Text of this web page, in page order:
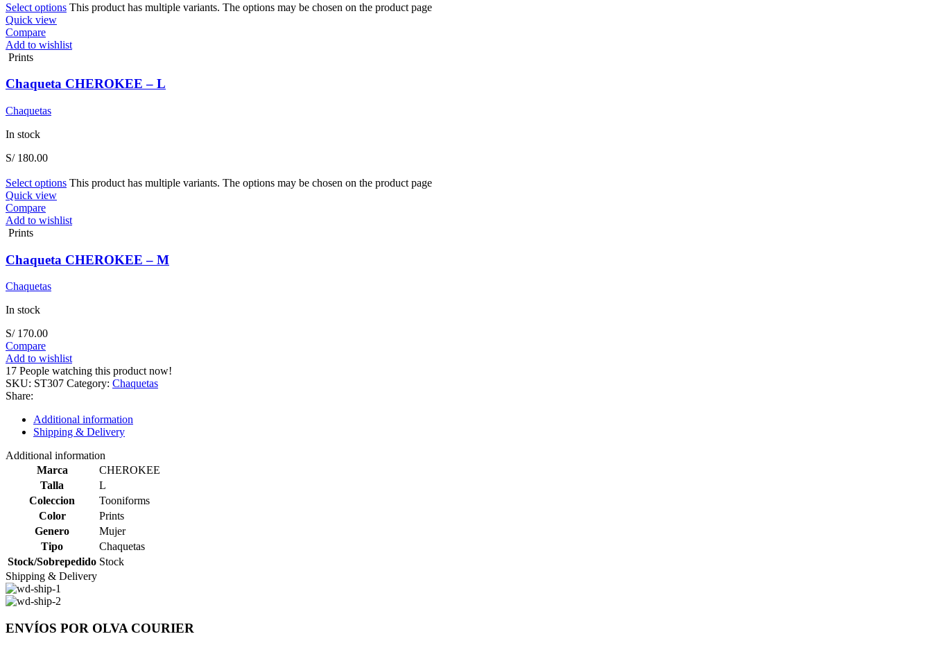
Select options This product has multiple variants. The options may be chosen on the product page
Quick view
Compare
Add to wishlist
Prints
Chaqueta CHEROKEE – L
Chaquetas
In stock
S/180.00
Select options This product has multiple variants. The options may be chosen on the product page
Quick view
Compare
Add to wishlist
Prints
Chaqueta CHEROKEE – M
Chaquetas
In stock
S/170.00
Compare
Add to wishlist
17 People watching this product now!
SKU: ST307 Category: Chaquetas
Share:
Additional information
Shipping & Delivery
Additional information
Marca
CHEROKEE
Talla
L
Coleccion
Tooniforms
Color
Prints
Genero
Mujer
Tipo
Chaquetas
Stock/Sobrepedido Stock
Shipping & Delivery
ENVÍOS POR OLVA COURIER